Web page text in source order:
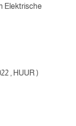
Elektrische
, HUUR )